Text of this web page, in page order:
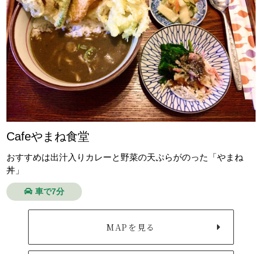
Cafeやまね食堂
おすすめは出汁入りカレーと野菜の天ぷらがのった「やまね
丼」
車で7分
MAPを見る